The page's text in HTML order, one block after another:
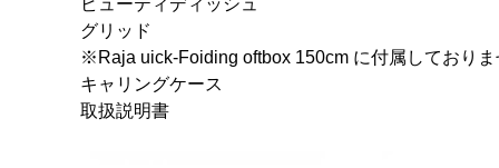
ビューティディッシュ
グリッド
※Raja uick-Foiding oftbox 150cm に付属しておりま
キャリングケース
取扱説明書